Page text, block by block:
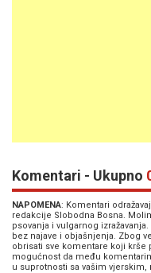
Komentari - Ukupno
NAPOMENA: Komentari
redakcije Slobodna Bosna.
psovanja i vulgarnog
bez najave i objašnjenja. Zbog
obrisati sve komentare koji krše
mogućnost da među
u suprotnosti sa vašim